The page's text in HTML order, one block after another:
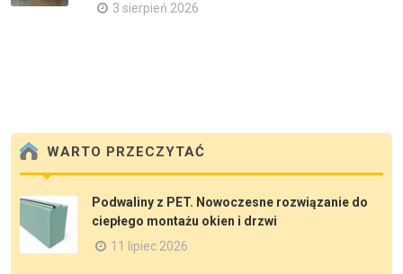
3 sierpień 2026
WARTO PRZECZYTAĆ
Podwaliny z PET. Nowoczesne rozwiązanie do
ciepłego montażu okien i drzwi
11 lipiec 2026